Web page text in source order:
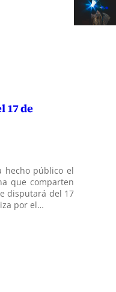
17 de
hecho público el
que comparten
disputará del 17
por el…